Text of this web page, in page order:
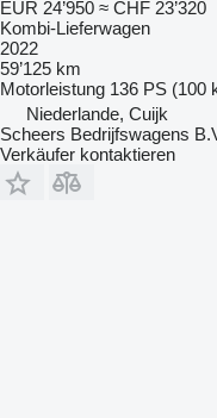
EUR 24’950 ≈ CHF 23’320
Kombi-Lieferwagen
2022
59’125 km
Motorleistung 136 PS (100
Niederlande, Cuijk
Scheers Bedrijfswagens
Verkäufer kontaktieren